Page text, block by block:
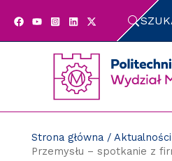
Strona główna/ Aktualności
Przemysłu – spotkanie z